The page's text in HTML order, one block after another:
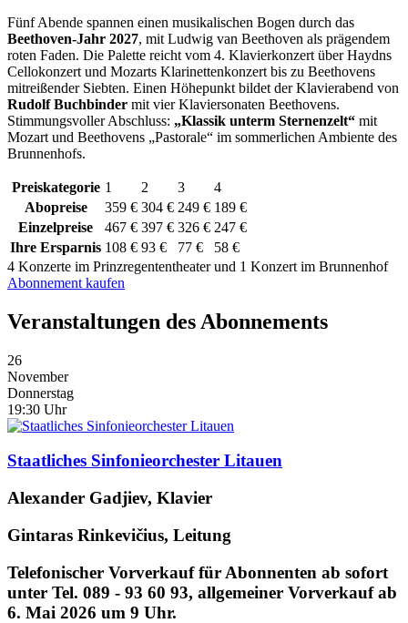
Fünf Abende spannen einen musikalischen Bogen durch das
Beethoven-Jahr 2027, mit Ludwig van Beethoven als prägendem
roten Faden. Die Palette reicht vom 4. Klavierkonzert über Haydns
Cellokonzert und Mozarts Klarinettenkonzert bis zu Beethovens
mitreißender Siebten. Einen Höhepunkt bildet der Klavierabend von
Rudolf Buchbinder mit vier Klaviersonaten Beethovens.
Stimmungsvoller Abschluss: „Klassik unterm Sternenzelt“ mit
Mozart und Beethovens „Pastorale“ im sommerlichen Ambiente des
Brunnenhofs.
Preiskategorie 1 2 3
4
Abopreise
359 € 304 € 249 € 189 €
Einzelpreise
467 € 397 € 326 € 247 €
Ihre Ersparnis 108 € 93 € 77 €
58 €
4 Konzerte im Prinzregententheater und 1 Konzert im Brunnenhof
Abonnement kaufen
Veranstaltungen des Abonnements
26
November
Donnerstag
19:30 Uhr
Staatliches Sinfonieorchester Litauen
Alexander Gadjiev, Klavier
Gintaras Rinkevičius, Leitung
Telefonischer Vorverkauf für Abonnenten ab sofort
unter Tel. 089 - 93 60 93, allgemeiner Vorverkauf ab
6. Mai 2026 um 9 Uhr.